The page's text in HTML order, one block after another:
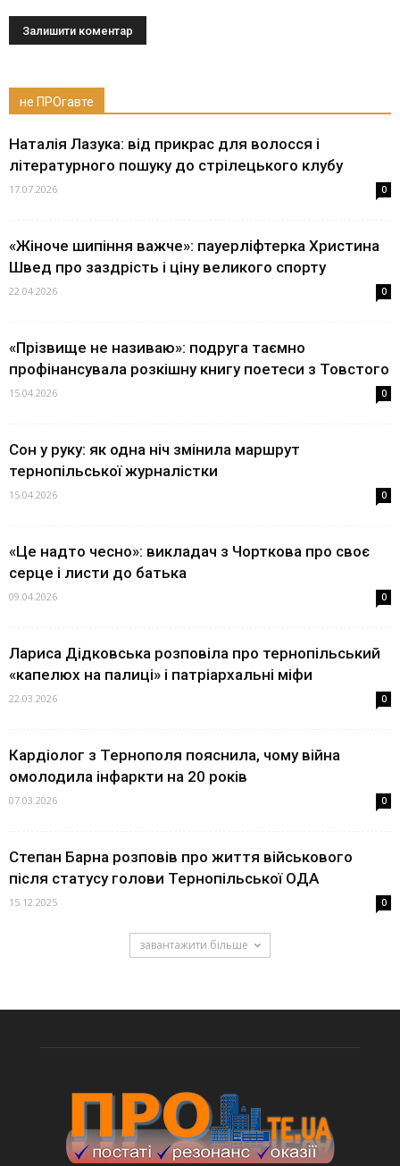
не ПРОгавте
Наталія Лазука: від прикрас для волосся і
літературного пошуку до стрілецького клубу
17.07.2026 0
«Жіноче шипіння важче»: пауерліфтерка Христина
Швед про заздрість і ціну великого спорту
22.04.2026 0
«Прізвище не називаю»: подруга таємно
профінансувала розкішну книгу поетеси з Товстого
15.04.2026 0
Сон у руку: як одна ніч змінила маршрут
тернопільської журналістки
15.04.2026 0
«Це надто чесно»: викладач з Чорткова про своє
серце і листи до батька
09.04.2026 0
Лариса Дідковська розповіла про тернопільський
«капелюх на палиці» і патріархальні міфи
22.03.2026 0
Кардіолог з Тернополя пояснила, чому війна
омолодила інфаркти на 20 років
07.03.2026 0
Степан Барна розповів про життя військового
після статусу голови Тернопільської ОДА
15.12.2025 0
завантажити більше